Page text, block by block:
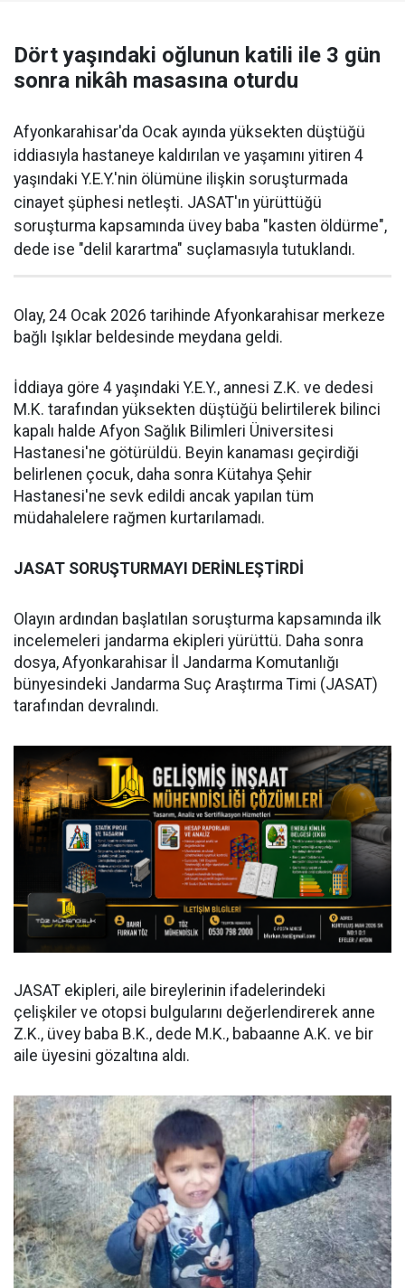
Dört yaşındaki oğlunun katili ile 3 gün
sonra nikâh masasına oturdu
Afyonkarahisar'da Ocak ayında yüksekten düştüğü
iddiasıyla hastaneye kaldırılan ve yaşamını yitiren 4
yaşındaki Y.E.Y.'nin ölümüne ilişkin soruşturmada
cinayet şüphesi netleşti. JASAT'ın yürüttüğü
soruşturma kapsamında üvey baba "kasten öldürme",
dede ise "delil karartma" suçlamasıyla tutuklandı.
Olay, 24 Ocak 2026 tarihinde Afyonkarahisar merkeze
bağlı Işıklar beldesinde meydana geldi.
İddiaya göre 4 yaşındaki Y.E.Y., annesi Z.K. ve dedesi
M.K. tarafından yüksekten düştüğü belirtilerek bilinci
kapalı halde Afyon Sağlık Bilimleri Üniversitesi
Hastanesi'ne götürüldü. Beyin kanaması geçirdiği
belirlenen çocuk, daha sonra Kütahya Şehir
Hastanesi'ne sevk edildi ancak yapılan tüm
müdahalelere rağmen kurtarılamadı.
JASAT SORUŞTURMAYI DERİNLEŞTİRDİ
Olayın ardından başlatılan soruşturma kapsamında ilk
incelemeleri jandarma ekipleri yürüttü. Daha sonra
dosya, Afyonkarahisar İl Jandarma Komutanlığı
bünyesindeki Jandarma Suç Araştırma Timi (JASAT)
tarafından devralındı.
JASAT ekipleri, aile bireylerinin ifadelerindeki
çelişkiler ve otopsi bulgularını değerlendirerek anne
Z.K., üvey baba B.K., dede M.K., babaanne A.K. ve bir
aile üyesini gözaltına aldı.